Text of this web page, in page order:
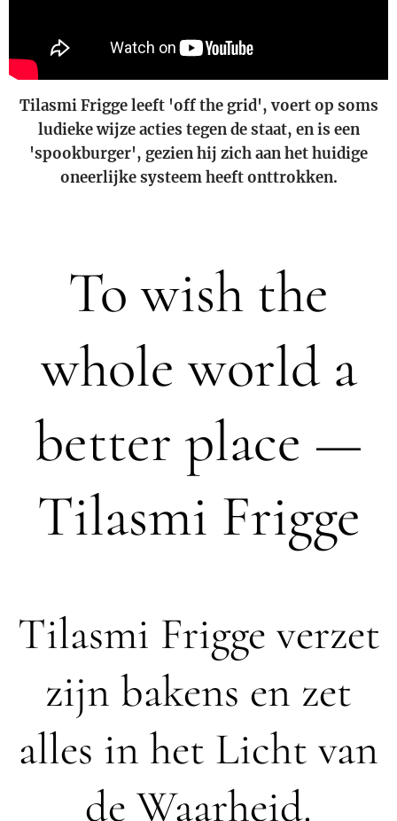
Tilasmi Frigge leeft 'off the grid', voert op soms
ludieke wijze acties tegen de staat, en is een
'spookburger', gezien hij zich aan het huidige
oneerlijke systeem heeft onttrokken.
To wish the
whole world a
better place —
Tilasmi Frigge
Tilasmi Frigge verzet
zijn bakens en zet
alles in het Licht van
de Waarheid.